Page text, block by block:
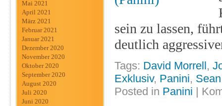
Mai 2021
April 2021
März 2021
Februar 2021
Januar 2021
Dezember 2020
November 2020
Oktober 2020
September 2020
August 2020
Juli 2020
Juni 2020
sein zu lassen,
deutlich
Tags: David Morrell,
Exklusiv, Panini,
Posted in Panini |